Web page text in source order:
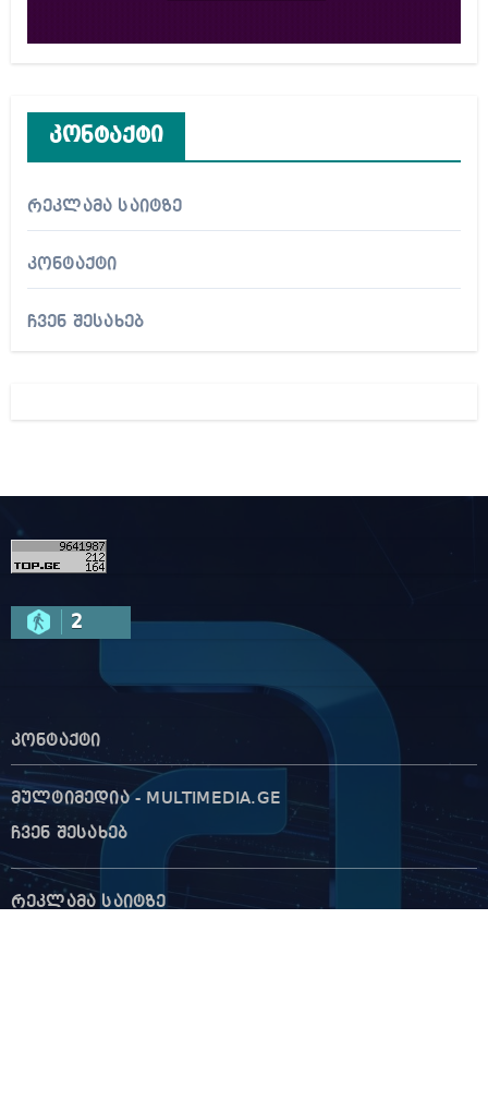
კონტაქტი
რეკლამა საიტზე
კონტაქტი
ჩვენ შესახებ
2
კონტაქტი
მულტიმედია - MULTIMEDIA.GE
ჩვენ შესახებ
რეკლამა საიტზე